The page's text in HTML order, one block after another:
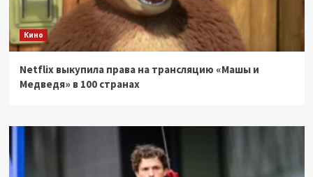
Кино
Netflix выкупила права на трансляцию «Машы и
Медведя» в 100 странах